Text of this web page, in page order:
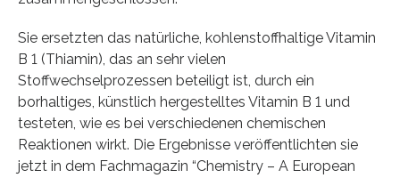
Sie ersetzten das natürliche, kohlenstoffhaltige Vitamin
B 1 (Thiamin), das an sehr vielen
Stoffwechselprozessen beteiligt ist, durch ein
borhaltiges, künstlich hergestelltes Vitamin B 1 und
testeten, wie es bei verschiedenen chemischen
Reaktionen wirkt. Die Ergebnisse veröffentlichten sie
jetzt in dem Fachmagazin “Chemistry – A European